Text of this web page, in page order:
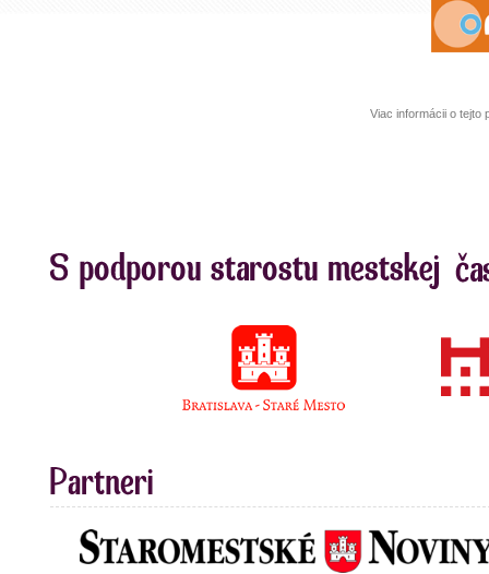
Viac informácii o